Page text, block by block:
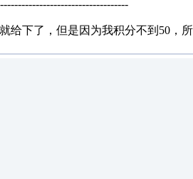
给下了，但是因为我积分不到50，